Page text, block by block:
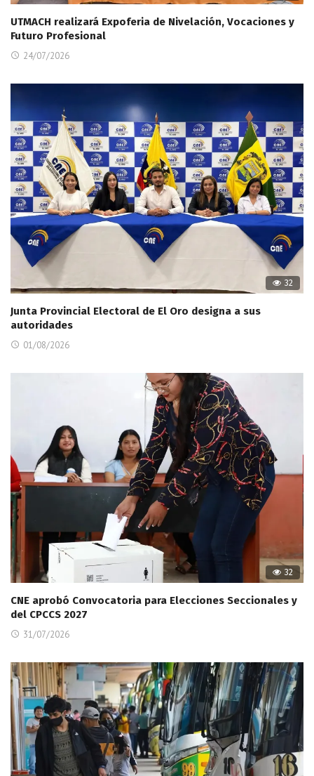
UTMACH realizará Expoferia de Nivelación, Vocaciones y
Futuro Profesional
24/07/2026
32
Junta Provincial Electoral de El Oro designa a sus
autoridades
01/08/2026
32
CNE aprobó Convocatoria para Elecciones Seccionales y
del CPCCS 2027
31/07/2026